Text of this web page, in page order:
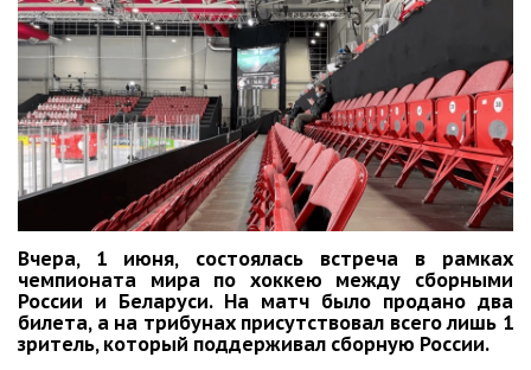
Вчера, 1 июня, состоялась встреча в рамках
чемпионата мира по хоккею между сборными
России и Беларуси. На матч было продано два
билета, а на трибунах присутствовал всего лишь 1
зритель, который поддерживал сборную России.